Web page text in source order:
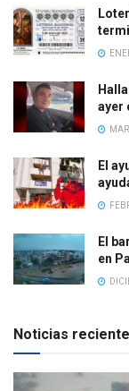
ayer
El
El
en
Noticias